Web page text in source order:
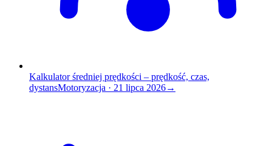
Kalkulator średniej prędkości – prędkość, czas,
dystansMotoryzacja · 21 lipca 2026→